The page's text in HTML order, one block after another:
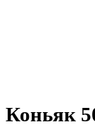
Коньяк